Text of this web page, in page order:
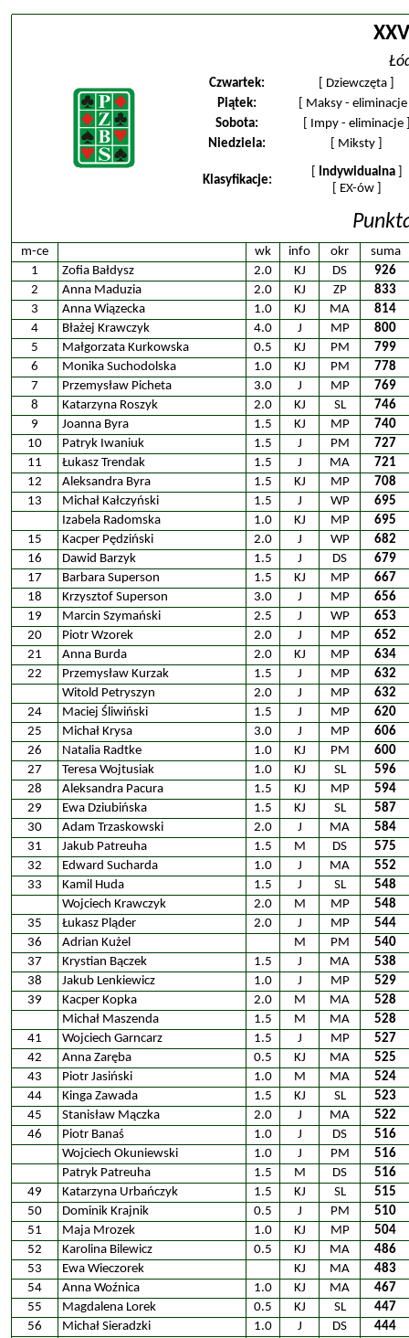
Czwartek: Dziewczęta
Piątek:
Maksy - eliminacje
Sobota:
Impy - eliminacje
Niedziela:
Miksty
Klasyfikacje:
Indywidualna]
EX-ów]
m-ce wk info okr
suma
1
Zofia Bałdysz 2.0 KJ DS
926
2
Anna Maduzia 2.0 KJ ZP
833
3
Anna Wiązecka 1.0 KJ MA
814
4
Błażej Krawczyk 4.0 J MP
800
5
Małgorzata Kurkowska 0.5 KJ PM
799
6
Monika Suchodolska 1.0 KJ PM
778
7
Przemysław Picheta 3.0 J MP
769
8
Katarzyna Roszyk 2.0 KJ SL
746
9
Joanna Byra 1.5 KJ MP
740
10
Patryk Iwaniuk 1.5 J PM
727
11
Łukasz Trendak 1.5 J MA
721
12
Aleksandra Byra 1.5 KJ MP
708
13
Michał Kałczyński 1.5 J WP
695
Izabela Radomska
1.0 KJ MP
695
15
Kacper Pędziński 2.0 J WP
682
16
Dawid Barzyk 1.5 J DS
679
17
Barbara Superson 1.5 KJ MP
667
18
Krzysztof Superson 3.0 J MP
656
19
Marcin Szymański 2.5 J WP
653
20
Piotr Wzorek 2.0 J MP
652
21
Anna Burda 2.0 KJ MP
634
22
Przemysław Kurzak 1.5 J MP
632
Witold Petryszyn
2.0 J MP
632
24
Maciej Śliwiński 1.5 J MP
620
25
Michał Krysa 3.0 J MP
606
26
Natalia Radtke 1.0 KJ PM
600
27
Teresa Wojtusiak 1.0 KJ SL
596
28
Aleksandra Pacura 1.5 KJ MP
594
29
Ewa Dziubińska 1.5 KJ SL
587
30
Adam Trzaskowski 2.0 J MA
584
31
Jakub Patreuha 1.5 M DS
575
32
Edward Sucharda 1.0 J MA
552
33
Kamil Huda 1.5 J SL
548
Wojciech Krawczyk
2.0 M MP
548
35
Łukasz Pląder 2.0 J MP
544
36
Adrian Kużel M PM
540
37
Krystian Bączek 1.5 J MA
538
38
Jakub Lenkiewicz 1.0 J MP
529
39
Kacper Kopka 2.0 M MA
528
Michał Maszenda
1.5 M MA
528
41
Wojciech Garncarz 1.5 J MP
527
42
Anna Zaręba 0.5 KJ MA
525
43
Piotr Jasiński 1.0 M MA
524
44
Kinga Zawada 1.5 KJ SL
523
45
Stanisław Mączka 2.0 J MA
522
46
Piotr Banaś 1.0 J DS
516
Wojciech Okuniewski
1.0 J PM
516
Patryk Patreuha
1.5 M DS
516
49
Katarzyna Urbańczyk 1.5 KJ SL
515
50
Dominik Krajnik 0.5 J PM
510
51
Maja Mrozek 1.0 KJ MP
504
52
Karolina Bilewicz 0.5 KJ MA
486
53
Ewa Wieczorek KJ MA
483
54
Anna Woźnica 1.0 KJ MA
467
55
Magdalena Lorek 0.5 KJ SL
447
56
Michał Sieradzki 1.0 J DS
444